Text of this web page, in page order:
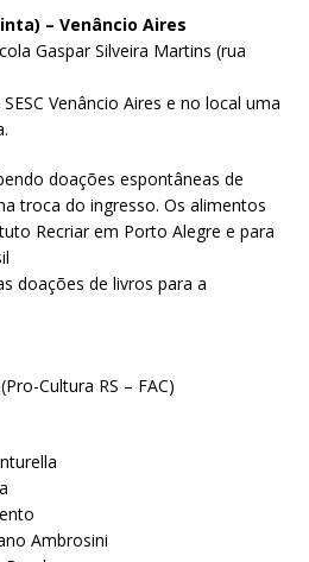
– Venâncio Aires
Gaspar Silveira Martins (rua
Venâncio Aires e no local uma
doações espontâneas de
troca do ingresso. Os alimentos
Recriar em Porto Alegre e para
doações de livros para a
Cultura RS – FAC)
Ambrosini